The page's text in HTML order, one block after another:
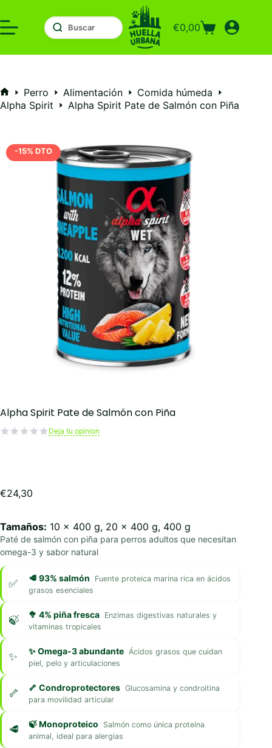
al
contenido
Carro
compra
€0,00
Inicio
Perro Alimentación
Comida húmeda
Alpha Spirit
Alpha Spirit Pate de Salmón con Piña
-15% DTO
Alpha Spirit Pate de Salmón con Piña
Deja tu opinion
€24,30
Tamaños: 10 x 400 g, 20 x 400 g, 400 g
Paté de salmón con piña para perros adultos que necesitan
omega-3 y sabor natural
🥩 93% salmón
Fuente proteica marina rica en ácidos
grasos esenciales
🥦 4% piña fresca Enzimas digestivas naturales y
vitaminas tropicales
✨ Omega-3 abundante Ácidos grasos que cuidan
piel, pelo y articulaciones
🦴 Condroprotectores Glucosamina y condroitina
para movilidad articular
🍃 Monoproteico
Salmón como única proteína
animal, ideal para alergias